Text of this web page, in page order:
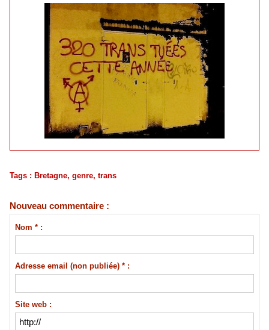
Tags : Bretagne, genre, trans
Nouveau commentaire :
Nom * :
Adresse email (non publiée) * :
Site web :